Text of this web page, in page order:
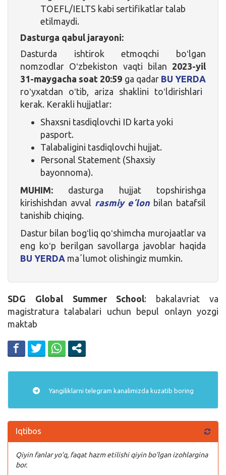
TOEFL/IELTS kabi sertifikatlar talab
etilmaydi.
Dasturga qabul jarayoni:
Dasturda ishtirok etmoqchi boʻlgan
nomzodlar Oʻzbekiston vaqti bilan 2023-yil
31-maygacha soat 20:59 ga qadarBU YERDA
roʻyxatdan oʻtib, ariza shaklini toʻldirishlari
kerak. Kerakli hujjatlar:
Shaxsni tasdiqlovchi ID karta yoki
pasport.
Talabaligini tasdiqlovchi hujjat.
Personal Statement (Shaxsiy
bayonnoma).
MUHIM: dasturga hujjat topshirishga
kirishishdan avval rasmiy eʼlon bilan batafsil
tanishib chiqing.
Dastur bilan bogʻliq qoʻshimcha murojaatlar va
eng koʻp berilgan savollarga javoblar haqida
BU YERDA maʼlumot olishingiz mumkin.
SDG Global Summer School: bakalavriat va
magistratura talabalari uchun bepul onlayn yozgi
maktab
Yangiliklarni telegram kanalimizda kuzatib boring
Iqtibos
Qiyin fanlar yo’q, faqat hazm etilishi qiyin bo’lgan izohlargina
bor.